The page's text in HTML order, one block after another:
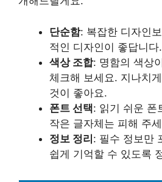
단순함: 복잡한 디자인
적인 디자인이 좋답니다.
색상 조합: 명함의 색상
체크해 보세요. 지나치
것이 좋아요.
폰트 선택: 읽기 쉬운 폰
작은 글자체는 피해 주
정보 정리: 필수 정보만
쉽게 기억할 수 있도록